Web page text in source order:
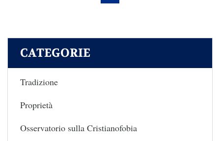
CATEGORIE
Tradizione
Proprietà
Osservatorio sulla Cristianofobia